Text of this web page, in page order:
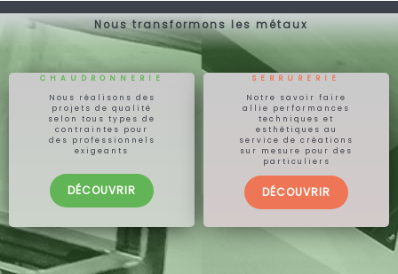
Aller
au
DEMANDER UN DEVIS
Nous transformons les métaux
CHAUDRONNERIE
Nous réalisons des
projets de qualité
selon tous types de
contraintes pour
des professionnels
exigeants
DÉCOUVRIR
SERRURERIE
Notre savoir faire
allie performances
techniques et
esthétiques au
service de créations
sur mesure pour des
particuliers
DÉCOUVRIR